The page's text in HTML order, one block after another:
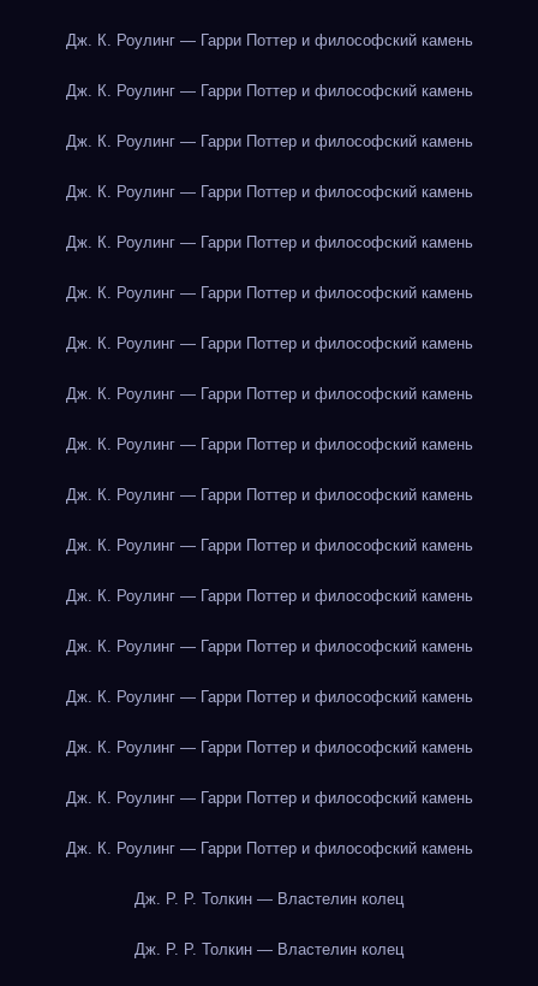
Дж. К. Роулинг — Гарри Поттер и философский камень
Дж. К. Роулинг — Гарри Поттер и философский камень
Дж. К. Роулинг — Гарри Поттер и философский камень
Дж. К. Роулинг — Гарри Поттер и философский камень
Дж. К. Роулинг — Гарри Поттер и философский камень
Дж. К. Роулинг — Гарри Поттер и философский камень
Дж. К. Роулинг — Гарри Поттер и философский камень
Дж. К. Роулинг — Гарри Поттер и философский камень
Дж. К. Роулинг — Гарри Поттер и философский камень
Дж. К. Роулинг — Гарри Поттер и философский камень
Дж. К. Роулинг — Гарри Поттер и философский камень
Дж. К. Роулинг — Гарри Поттер и философский камень
Дж. К. Роулинг — Гарри Поттер и философский камень
Дж. К. Роулинг — Гарри Поттер и философский камень
Дж. К. Роулинг — Гарри Поттер и философский камень
Дж. К. Роулинг — Гарри Поттер и философский камень
Дж. К. Роулинг — Гарри Поттер и философский камень
Дж. Р. Р. Толкин — Властелин колец
Дж. Р. Р. Толкин — Властелин колец